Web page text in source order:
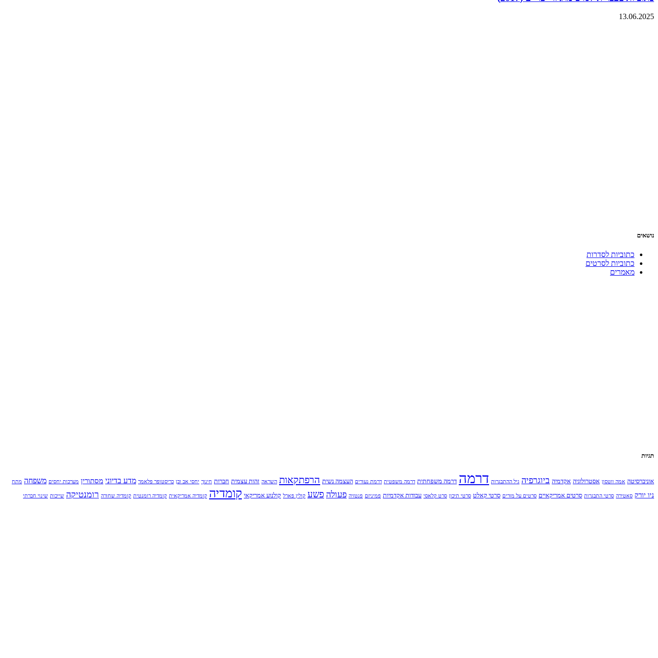
13.06.2025
נושאים
כתוביות לסדרות
כתוביות לסרטים
מאמרים
תגיות
אוניברסיטה אמה ווטסון אסטרולוגיה אקדמיה ביוגרפיה גיל ההתבגרות דרמה דרמה משפחתית דרמה משפטית דרמת נעורים העצמה נשית הרפתקאות השראה זהות עצמית חברות חינוך יחסי אב ובן כריסטופר פלאמר מדע בדיוני מסתורין מערכות יחסים משפחה מתח
ניו יורק סאטירה סרטי התבגרות סרטים אמריקאיים סרטים על מורים סרטי קאלט סרטי תיכון סרט קלאסי עבודות אקדמיות פמיניזם פנטזיה פעולה פשע קולין פארל קולנוע אמריקאי קומדיה קומדיה אמריקאית קומדיה רומנטית קומדיה שחורה רומנטיקה שייכות שינוי חברתי